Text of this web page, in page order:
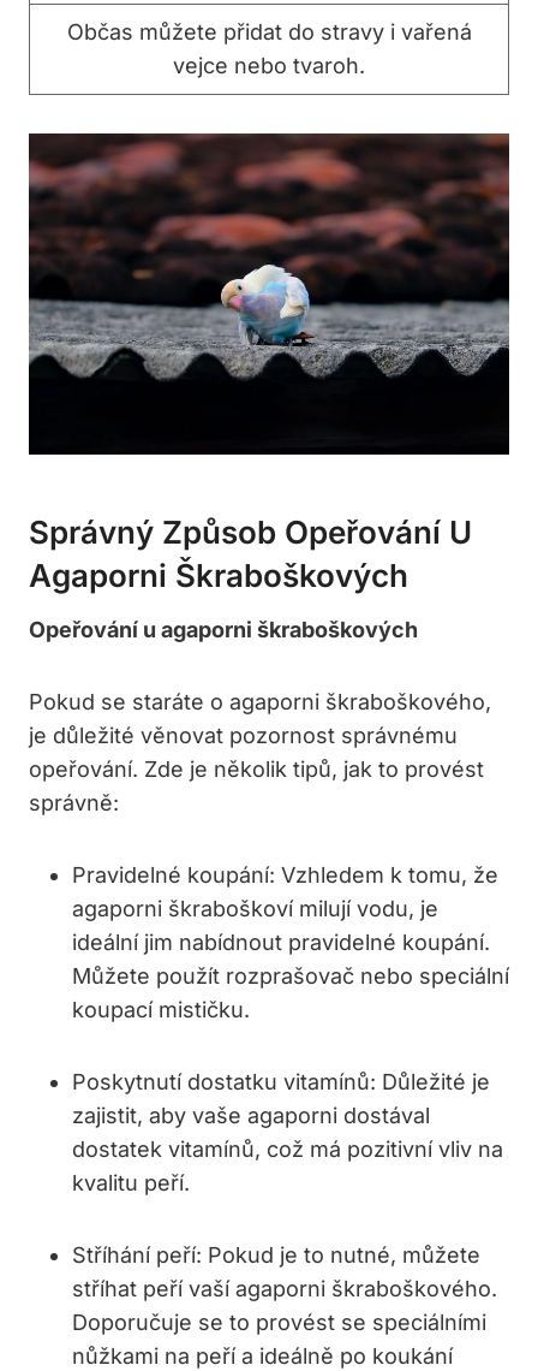
Občas můžete přidat do stravy i vařená
vejce nebo tvaroh.
Správný Způsob Opeřování U
Agaporni Škraboškových
Opeřování u agaporni škraboškových
Pokud se staráte o agaporni škraboškového,
je důležité věnovat pozornost správnému
opeřování. Zde je několik tipů, jak to provést
správně:
Pravidelné koupání: Vzhledem k tomu, že
agaporni škraboškoví milují vodu, je
ideální jim nabídnout pravidelné koupání.
Můžete použít rozprašovač nebo speciální
koupací mističku.
Poskytnutí dostatku vitamínů: Důležité je
zajistit, aby vaše agaporni dostával
dostatek vitamínů, což má pozitivní vliv na
kvalitu peří.
Stříhání peří: Pokud je to nutné, můžete
stříhat peří vaší agaporni škraboškového.
Doporučuje se to provést se speciálními
nůžkami na peří a ideálně po koukání